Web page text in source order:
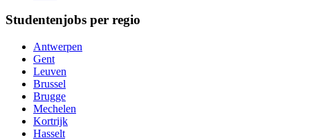
Studentenjobs per regio
Antwerpen
Gent
Leuven
Brussel
Brugge
Mechelen
Kortrijk
Hasselt